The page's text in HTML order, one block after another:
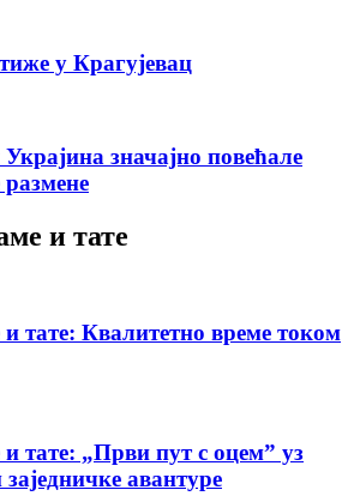
у Крагујевац
значајно повећале
и тате
тате: Квалитетно време током
тате: „Први пут с оцемˮ уз
авантуре